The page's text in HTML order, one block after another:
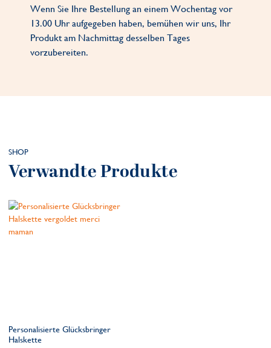
Wenn Sie Ihre Bestellung an einem Wochentag vor
13.00 Uhr aufgegeben haben, bemühen wir uns, Ihr
Produkt am Nachmittag desselben Tages
vorzubereiten.
SHOP
Verwandte Produkte
Personalisierte Glücksbringer
Halskette